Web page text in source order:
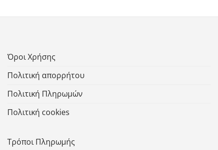
Όροι Χρήσης
Πολιτική απορρήτου
Πολιτική Πληρωμών
Πολιτική cookies
Τρόποι Πληρωμής